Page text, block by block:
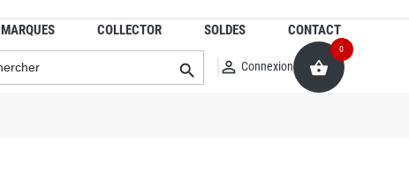
MARQUES COLLECTOR SOLDES CONTACT
  Connexion 
0